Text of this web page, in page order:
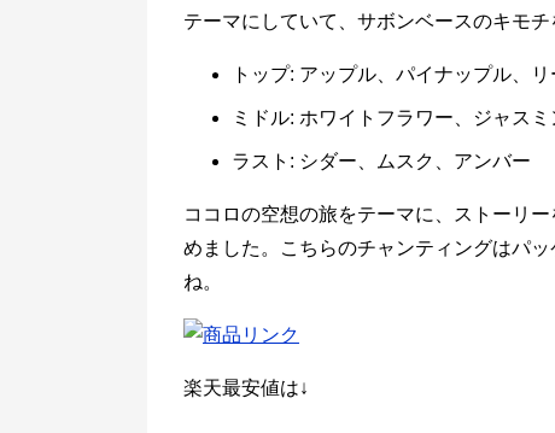
テーマにしていて、サボンベースのキモチ
トップ: アップル、パイナップル、
ミドル: ホワイトフラワー、ジャス
ラスト: シダー、ムスク、アンバー
ココロの空想の旅をテーマに、ストーリ
めました。こちらのチャンティングはパ
ね。
楽天最安値は↓